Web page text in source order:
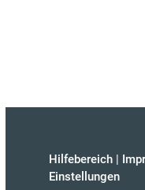
Hilfebereich |
Einstellungen